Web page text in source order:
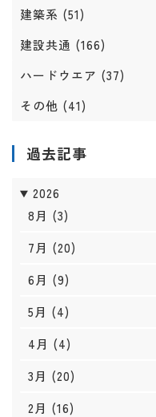
建築系 (51)
建設共通 (166)
ハードウエア (37)
その他 (41)
過去記事
2026
8月 (3)
7月 (20)
6月 (9)
5月 (4)
4月 (4)
3月 (20)
2月 (16)